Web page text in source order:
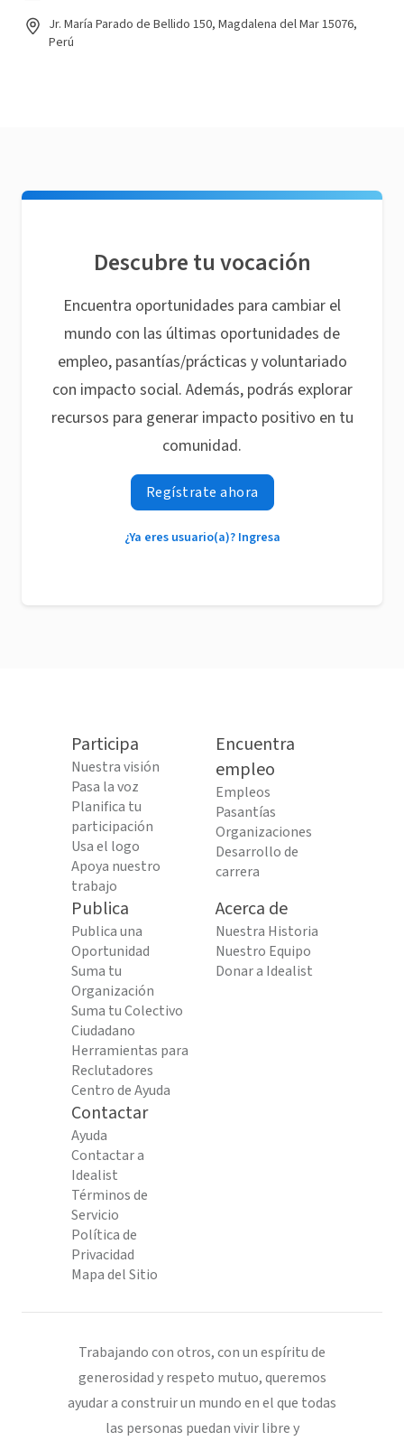
Jr. María Parado de Bellido 150, Magdalena del Mar 15076,
Perú
Descubre tu vocación
Encuentra oportunidades para cambiar el
mundo con las últimas oportunidades de
empleo, pasantías/prácticas y voluntariado
con impacto social. Además, podrás explorar
recursos para generar impacto positivo en tu
comunidad.
Regístrate ahora
¿Ya eres usuario(a)? Ingresa
Participa
Nuestra visión
Pasa la voz
Planifica tu
participación
Usa el logo
Apoya nuestro
trabajo
Encuentra
empleo
Empleos
Pasantías
Organizaciones
Desarrollo de
carrera
Publica
Publica una
Oportunidad
Suma tu
Organización
Suma tu Colectivo
Ciudadano
Herramientas para
Reclutadores
Centro de Ayuda
Acerca de
Nuestra Historia
Nuestro Equipo
Donar a Idealist
Contactar
Ayuda
Contactar a
Idealist
Términos de
Servicio
Política de
Privacidad
Mapa del Sitio
Trabajando con otros, con un espíritu de
generosidad y respeto mutuo, queremos
ayudar a construir un mundo en el que todas
las personas puedan vivir libre y